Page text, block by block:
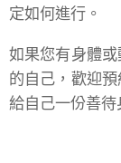
定如何進行。
如果您有身體
的自己，歡迎
給自己一份善待